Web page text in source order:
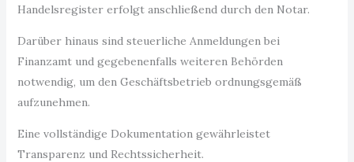
Handelsregister erfolgt anschließend durch den Notar.
Darüber hinaus sind steuerliche Anmeldungen bei
Finanzamt und gegebenenfalls weiteren Behörden
notwendig, um den Geschäftsbetrieb ordnungsgemäß
aufzunehmen.
Eine vollständige Dokumentation gewährleistet
Transparenz und Rechtssicherheit.